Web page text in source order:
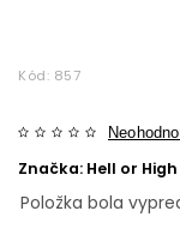
Kód: 857
Značka: Hell or
Položka bola